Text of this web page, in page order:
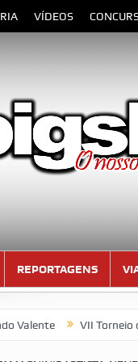
VÍDEOS
REPORTAGENS
VII Torneio das